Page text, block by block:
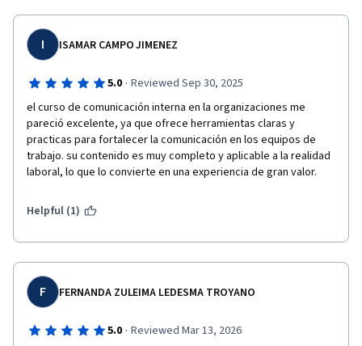
I ISAMAR CAMPO JIMENEZ
5.0 · Reviewed Sep 30, 2025
el curso de comunicación interna en la organizaciones me
pareció excelente, ya que ofrece herramientas claras y
practicas para fortalecer la comunicación en los equipos de
trabajo. su contenido es muy completo y aplicable a la realidad
laboral, lo que lo convierte en una experiencia de gran valor.
Helpful (1)
F FERNANDA ZULEIMA LEDESMA TROYANO
5.0 · Reviewed Mar 13, 2026